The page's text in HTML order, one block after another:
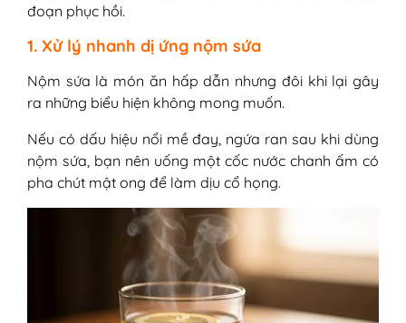
đoạn phục hồi.
1. Xử lý nhanh dị ứng nộm sứa
Nộm sứa là món ăn hấp dẫn nhưng đôi khi lại gây
ra những biểu hiện không mong muốn.
Nếu có dấu hiệu nổi mề đay, ngứa ran sau khi dùng
nộm sứa, bạn nên uống một cốc nước chanh ấm có
pha chút mật ong để làm dịu cổ họng.